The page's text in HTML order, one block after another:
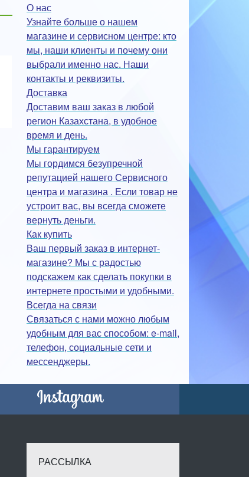
О нас
Узнайте больше о нашем
магазине и сервисном центре: кто
мы, наши клиенты и почему они
выбрали именно нас. Наши
контакты и реквизиты.
Доставка
Доставим ваш заказ в любой
регион Казахстана, в удобное
время и день.
Мы гарантируем
Мы гордимся безупречной
репутацией нашего Сервисного
центра и магазина . Если товар не
устроит вас, вы всегда сможете
вернуть деньги.
Как купить
Ваш первый заказ в интернет-
магазине? Мы с радостью
подскажем как сделать покупки в
интернете простыми и удобными.
Всегда на связи
Связаться с нами можно любым
удобным для вас способом: e-mail,
телефон, социальные сети и
мессенджеры.
РАССЫЛКА